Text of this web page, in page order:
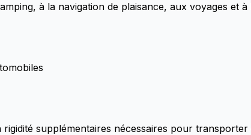
à la navigation de plaisance, aux voyages et à
supplémentaires nécessaires pour